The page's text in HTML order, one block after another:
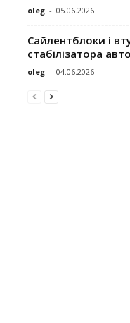
oleg - 05.06.2026
Сайлентблоки і
стабілізатора
oleg - 04.06.2026